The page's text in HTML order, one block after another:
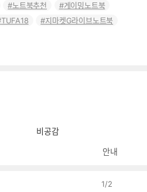
노트북추천
게이밍노트북
TUFA18
지마켓G라이브노트북
비공감
안내
1/2